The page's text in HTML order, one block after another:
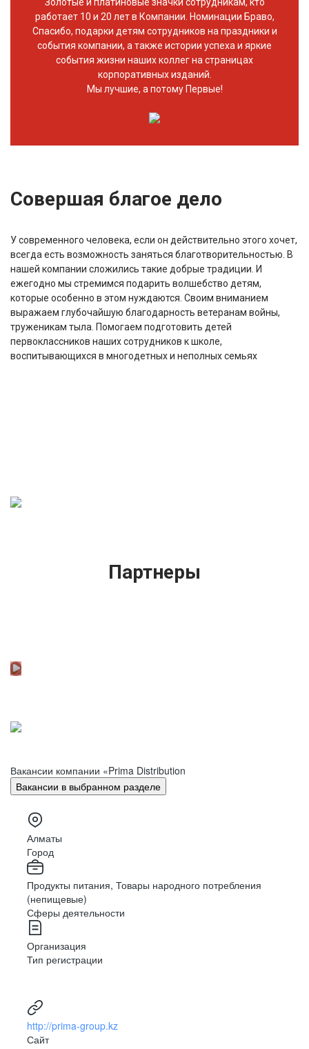
работает 10 и 20 лет в Компании. Номинации Браво,
Спасибо, подарки детям сотрудников на праздники и
события компании, а также истории успеха и яркие
события жизни наших коллег на страницах
корпоративных изданий.
Мы лучшие, а потому Первые!
Совершая благое дело
У современного человека, если он действительно этого хочет,
всегда есть возможность заняться благотворительностью. В
нашей компании сложились такие добрые традиции. И
ежегодно мы стремимся подарить волшебство детям,
которые особенно в этом нуждаются. Своим вниманием
выражаем глубочайшую благодарность ветеранам войны,
труженикам тыла. Помогаем подготовить детей
первоклассников наших сотрудников к школе,
воспитывающихся в многодетных и неполных семьях
Партнеры
Вакансии компании «Prima Distribution
Вакансии в выбранном разделе
Алматы
Город
Продукты питания, Товары народного потребления
(непищевые)
Сферы деятельности
Организация
Тип регистрации
http://prima-group.kz
Сайт